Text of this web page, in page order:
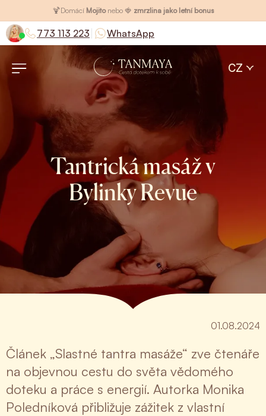
🍹Domácí Mojitonebo 🍓 zmrzlina jako letní bonus
773 113 223 WhatsApp
CZ
Tantrická masáž v
Bylinky Revue
01.08.2024
Článek „Slastné tantra masáže“ zve čtenáře
na objevnou cestu do světa vědomého
doteku a práce s energií. Autorka Monika
Poledníková přibližuje zážitek z vlastní